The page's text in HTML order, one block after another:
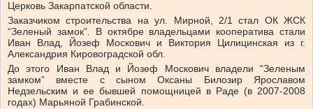
Церковь Закарпатской области.
Заказчиком строительства на ул. Мирной, 2/1 стал ОК ЖСК
“Зеленый замок”. В октябре владельцами кооператива стали
Иван Влад, Йозеф Москович и Виктория Цилицинская из г.
Александрия Кировоградской обл.
До этого Иван Влад и Йозеф Москович владели “Зеленым
замком” вместе с сыном Оксаны Билозир Ярославом
Недзельским и ее бывшей помощницей в Раде (в 2007-2008
годах) Марьяной Грабинской.